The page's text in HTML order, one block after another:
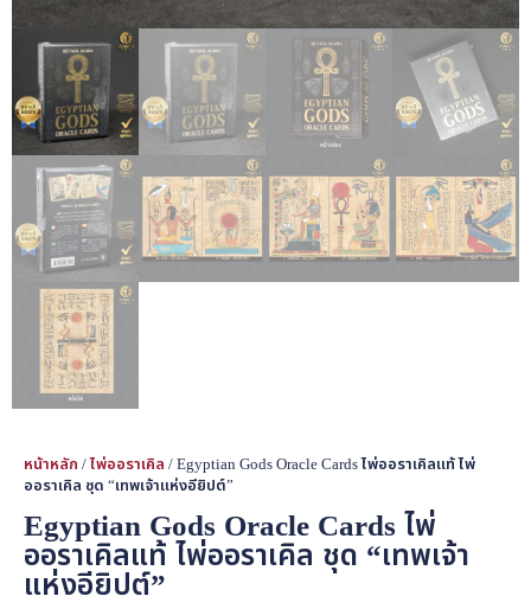
หน้าหลัก /ไพ่ออราเคิล / Egyptian Gods Oracle Cards ไพ่ออราเคิลแท้ ไพ่
ออราเคิล ชุด “เทพเจ้าแห่งอียิปต์”
Egyptian Gods Oracle Cards ไพ่
ออราเคิลแท้ ไพ่ออราเคิล ชุด “เทพเจ้า
แห่งอียิปต์”